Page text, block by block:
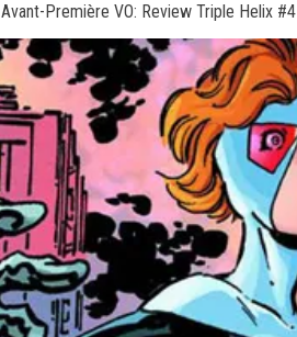
Avant-Première VO: Review Triple Helix #4